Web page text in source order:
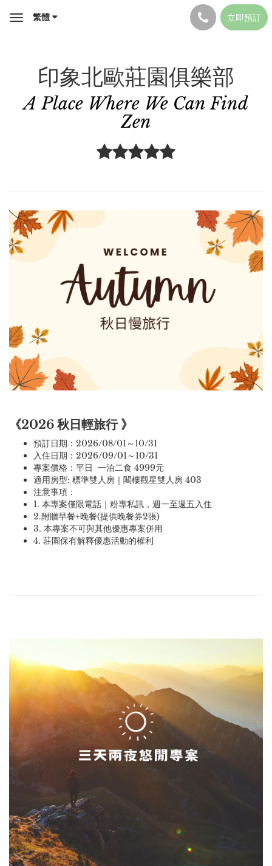
Toggle
繁體 立即預訂
印象北歐莊園俱樂部
A Place Where We Can Find
Zen
《2026 秋日輕旅行 》
預訂日期：2026/08/01～10/31
入住日期：2026/09/01～10/31
專案價格：平日 一泊二食 4999元
適用房型: 標準雙人房｜閣樓觀星雙人房 403
注意事項：
1. 本專案僅限電話｜粉專私訊，週一至週五入住
2.附贈早餐+晚餐(提供晚餐券2張)
3. 本專案不可與其他優惠專案併用
4. 莊園保有解釋優惠活動的權利